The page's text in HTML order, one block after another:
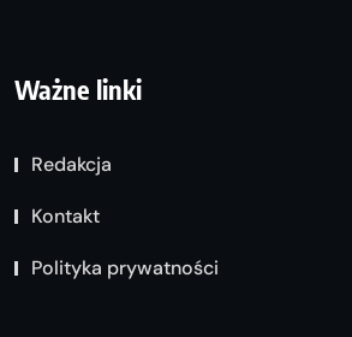
Ważne linki
Redakcja
Kontakt
Polityka prywatności